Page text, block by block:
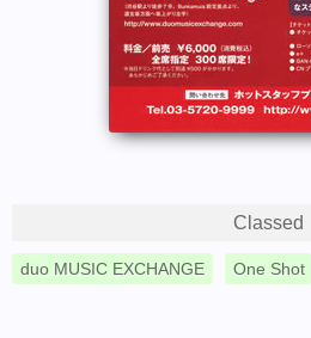
Classed
duo MUSIC EXCHANGE One Shot